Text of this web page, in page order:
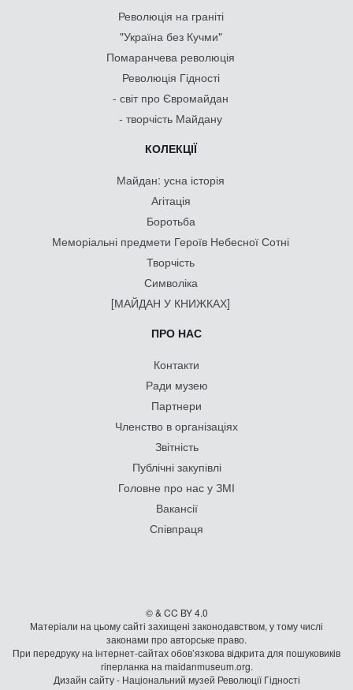
Революція на граніті
"Україна без Кучми"
Помаранчева революція
Революція Гідності
- світ про Євромайдан
- творчість Майдану
КОЛЕКЦІЇ
Майдан: усна історія
Агітація
Боротьба
Меморіальні предмети Героїв Небесної Сотні
Творчість
Символіка
[МАЙДАН У КНИЖКАХ]
ПРО НАС
Контакти
Ради музею
Партнери
Членство в організаціях
Звітність
Публічні закупівлі
Головне про нас у ЗМІ
Вакансії
Співпраця
© & CC BY 4.0
Матеріали на цьому сайті захищені законодавством, у тому числі
законами про авторське право.
При передруку на iнтернет-сайтах обов’язкова відкрита для пошуковиків
гiперланка на maidanmuseum.org.
Дизайн сайту - Національний музей Революції Гідності